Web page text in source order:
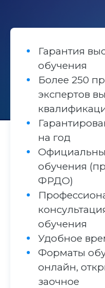
Гарантия
обучения
Более 250
экспертов
на год
обучения
ФРДО)
обучения
Удобное
Форматы
онлайн,
заочное